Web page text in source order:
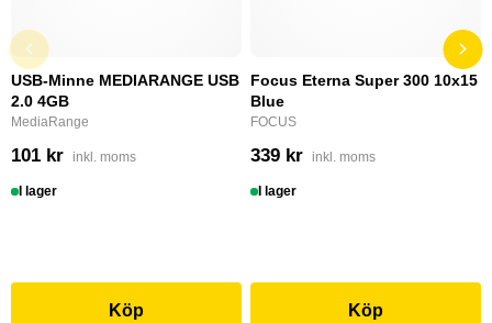
USB-Minne MEDIARANGE USB
2.0 4GB
MediaRange
101 kr inkl. moms
I lager
Köp
Focus Eterna Super 300 10x15
Blue
FOCUS
339 kr inkl. moms
I lager
Köp